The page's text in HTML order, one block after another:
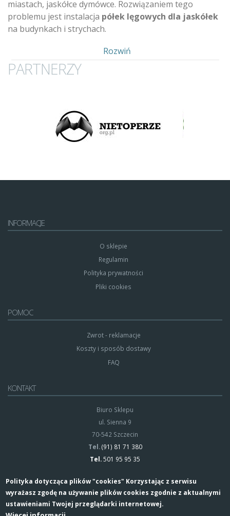
miastach, jaskółce dymówce. Rozwiązaniem tego
problemu jest instalacja półek lęgowych dla jaskółek
na budynkach i strychach.
Pokaż
Rozwiń
PARTNERZY
INFORMACJE
O sklepie
Regulamin
Polityka prywatności
Pliki cookies
POMOC
Zwrot - reklamacje
Koszty i sposób dostawy
FAQ
KONTAKT
Biuro Sklepu
ul. Sienna 9
70-542 Szczecin
Tel.(91) 81 71 380
Tel.501 95 95 35
Polityka dotycząca plików "cookies" Korzystając z serwisu
wyrażasz zgodę na używanie plików cookies zgodnie z aktualnymi
ustawieniami Twojej przeglądarki internetowej.